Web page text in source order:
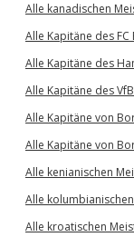
Alle kanadischen
Alle Kapitäne des
Alle Kapitäne des
Alle Kapitäne des
Alle Kapitäne von
Alle Kapitäne von
Alle kenianischen
Alle
Alle kroatischen